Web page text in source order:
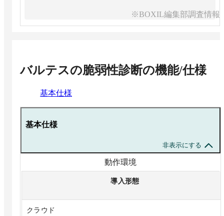
※BOXIL編集部調査情報
バルテスの脆弱性診断の機能/仕様
基本仕様
基本仕様
非表示にする
動作環境
導入形態
クラウド